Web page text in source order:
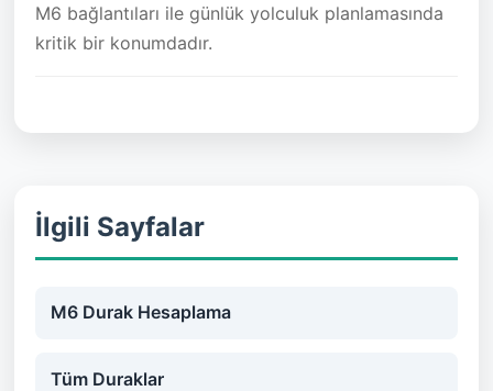
M6 bağlantıları ile günlük yolculuk planlamasında
kritik bir konumdadır.
İlgili Sayfalar
M6 Durak Hesaplama
Tüm Duraklar